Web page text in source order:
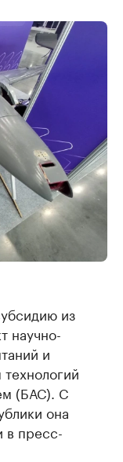
из
научно-
и
(БАС). С
она
в пресс-